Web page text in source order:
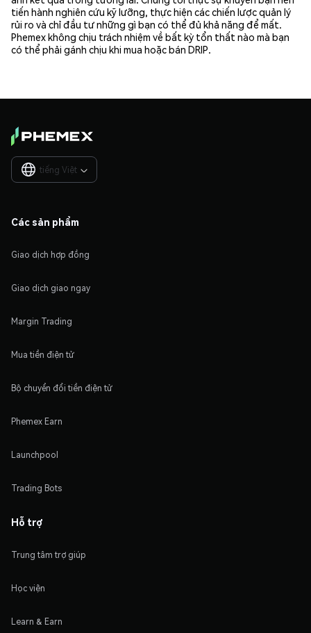
tiến hành nghiên cứu kỹ lưỡng, thực hiện các chiến lược quản lý
rủi ro và chỉ đầu tư những gì bạn có thể đủ khả năng để mất.
Phemex không chịu trách nhiệm về bất kỳ tổn thất nào mà bạn
có thể phải gánh chịu khi mua hoặc bán DRIP.
tiếng Việt 
Các sản phẩm
Giao dịch hợp đồng
Giao dịch giao ngay
Margin Trading
Mua tiền điện tử
Bộ chuyển đổi tiền điện tử
Phemex Earn
Launchpool
Trading Bots
Hỗ trợ
Trung tâm trợ giúp
Học viện
Learn & Earn